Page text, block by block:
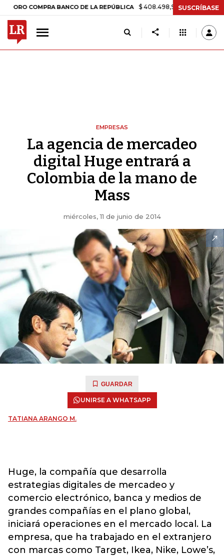
COMPRA BANCO DE LA REPÚBLICA $ 408.498,97 +$ 8.753,81 +2,19%
SUSCRÍBASE
EMPRESAS
La agencia de mercadeo
digital Huge entrará a
Colombia de la mano de
Mass
miércoles, 11 de junio de 2014
GUARDAR
UNIRSE A WHATSAPP
TATIANA ARANGO M.
Huge, la compañía que desarrolla
estrategias digitales de mercadeo y
comercio electrónico, banca y medios de
grandes compañías en el plano global,
iniciará operaciones en el mercado local. La
empresa, que ha trabajado en el extranjero
con marcas como Target, Ikea, Nike, Lowe’s,